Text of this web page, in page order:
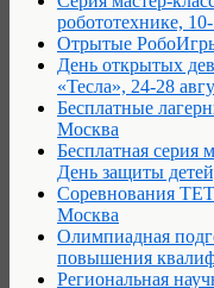
робототехнике,
Отрытые
День открытых
«Тесла», 24-28
Бесплатные
Москва
Бесплатная серия
День защиты
Соревнования
Москва
Олимпиадная
повышения
Региональная